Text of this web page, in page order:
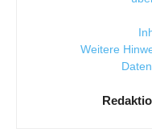
Weitere